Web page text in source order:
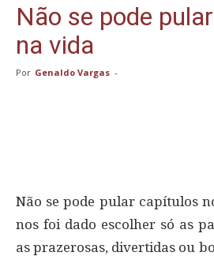
Não se pode
na vida
Por Genaldo Vargas -
Não se pode pular capítulos
nos foi dado escolher só as
as prazerosas, divertidas ou